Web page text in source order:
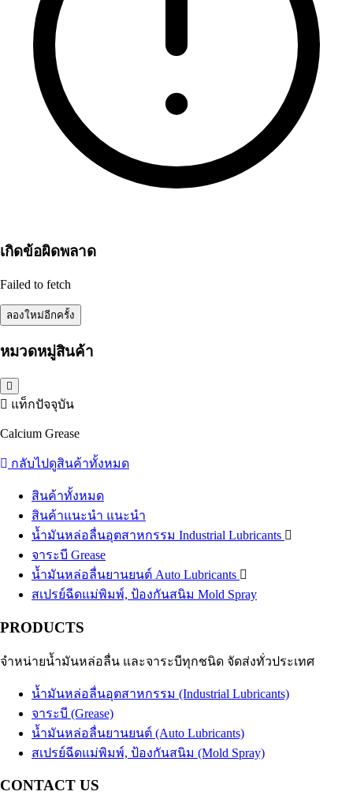
เกิดข้อผิดพลาด
Failed to fetch
ลองใหม่อีกครั้ง
หมวดหมู่สินค้า
แท็กปัจจุบัน
Calcium Grease
กลับไปดูสินค้าทั้งหมด
สินค้าทั้งหมด
สินค้าแนะนำ แนะนำ
น้ำมันหล่อลื่นอุตสาหกรรม Industrial Lubricants
น้ำมันไฮดรอลิค
น้ำมันถ่ายเทความร้อนHeat Transfer Oil
น้ำมันเกียร์อุตสาหกรรม Industrial Gear Oil
น้ำมันสไลด์เวย์
น้ำมัน EDM
น้ำมันสปาร์ค
Turbine Oil
น้ำมันปั๊มลมAir Compressor Oil
น้ำมันหม้อแปลงไฟฟ้า
น้ำมันห้องเย็นRefrigeration Oil
น้ำมันกันสนิม
จาระบี Grease
น้ำมันหล่อลื่นยานยนต์ Auto Lubricants
น้ำมันเครื่องเบนซินGasoline Engine Oil
น้ำมันเกียร์และน้ำมันเฟืองท้าย
น้ำมันเบรก
Brake Fluid
Coolant น้ำยาหม้อน้ำรถยนต์ น้ำยาหล่อเย็นสำเร็จรูป
อื่นๆ Others
สเปรย์ฉีดแม่พิมพ์, ป้องกันสนิม Mold Spray
PRODUCTS
จำหน่ายน้ำมันหล่อลื่น และจาระบีทุกชนิด จัดส่งทั่วประเทศ
น้ำมันหล่อลื่นอุตสาหกรรม (Industrial Lubricants)
จาระบี (Grease)
น้ำมันหล่อลื่นยานยนต์ (Auto Lubricants)
สเปรย์ฉีดแม่พิมพ์, ป้องกันสนิม (Mold Spray)
CONTACT US